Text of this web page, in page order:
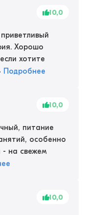
10,0
Хорошо
хотите
Подробнее
10,0
питание
особенно
- на свежем
10,0